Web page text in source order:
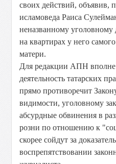
своих действий, объявив,
исламоведа Раиса
неназванному
на квартирах у него
матери.
Для редакции АПН вполне
деятельность татарских
прямо противоречит
видимости, уголовному
абсурдные обвинения в
розни по отношению к
скорее сойдут за
воспрепятствовании